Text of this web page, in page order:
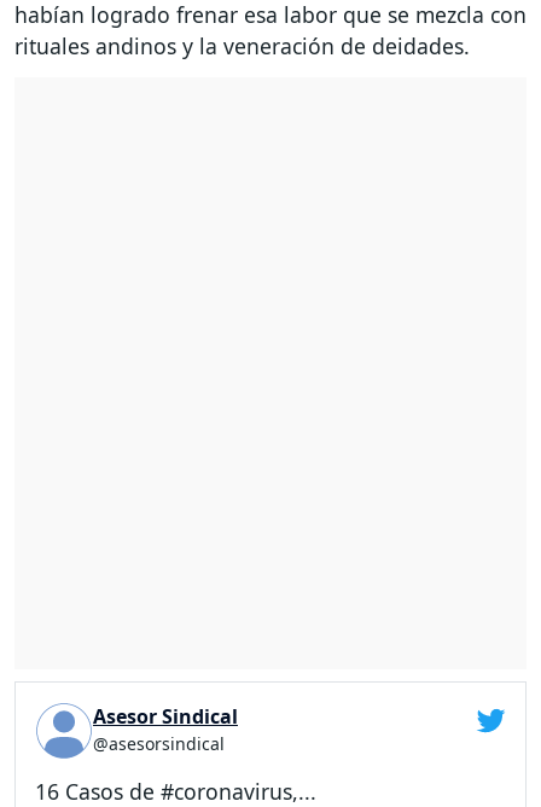
habían logrado frenar esa labor que se mezcla con
rituales andinos y la veneración de deidades.
Asesor Sindical
@asesorsindical
16 Casos de #coronavirus,...